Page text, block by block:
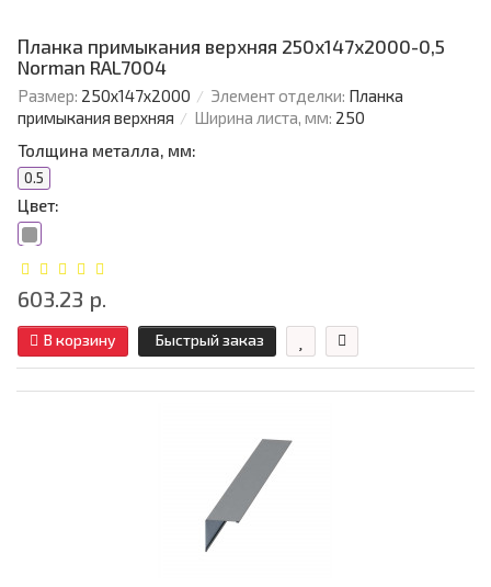
Планка примыкания верхняя 250х147х2000-0,5
Norman RAL7004
Размер: 250х147х2000 Элемент отделки: Планка
примыкания верхняя
Ширина листа, мм: 250
Толщина металла, мм:
0.5
Цвет:
603.23 р.
В корзину Быстрый заказ